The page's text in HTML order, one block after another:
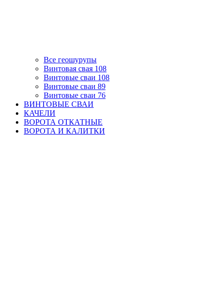
Все геошурупы
Винтовая свая 108
Винтовые сваи 108
Винтовые сваи 89
Винтовые сваи 76
ВИНТОВЫЕ СВАИ
КАЧЕЛИ
ВОРОТА ОТКАТНЫЕ
ВОРОТА И КАЛИТКИ